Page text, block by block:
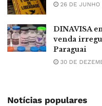
26 DE JUNHO
DINAVISA
venda
Paraguai
30 DE
Notícias populares